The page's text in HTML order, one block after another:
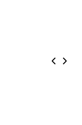
‹ ›